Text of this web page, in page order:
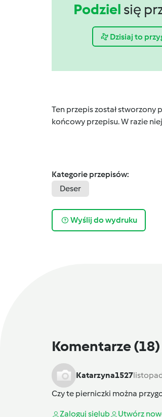
Podziel się
Dzisiaj to
Ten przepis został
końcowy przepisu. W razie
Kategorie przepisów:
Deser
Wyślij do wydruku
Komentarze(18)
Katarzyna1527
Czy te pierniczki można
Zaloguj sięlub Utwórz